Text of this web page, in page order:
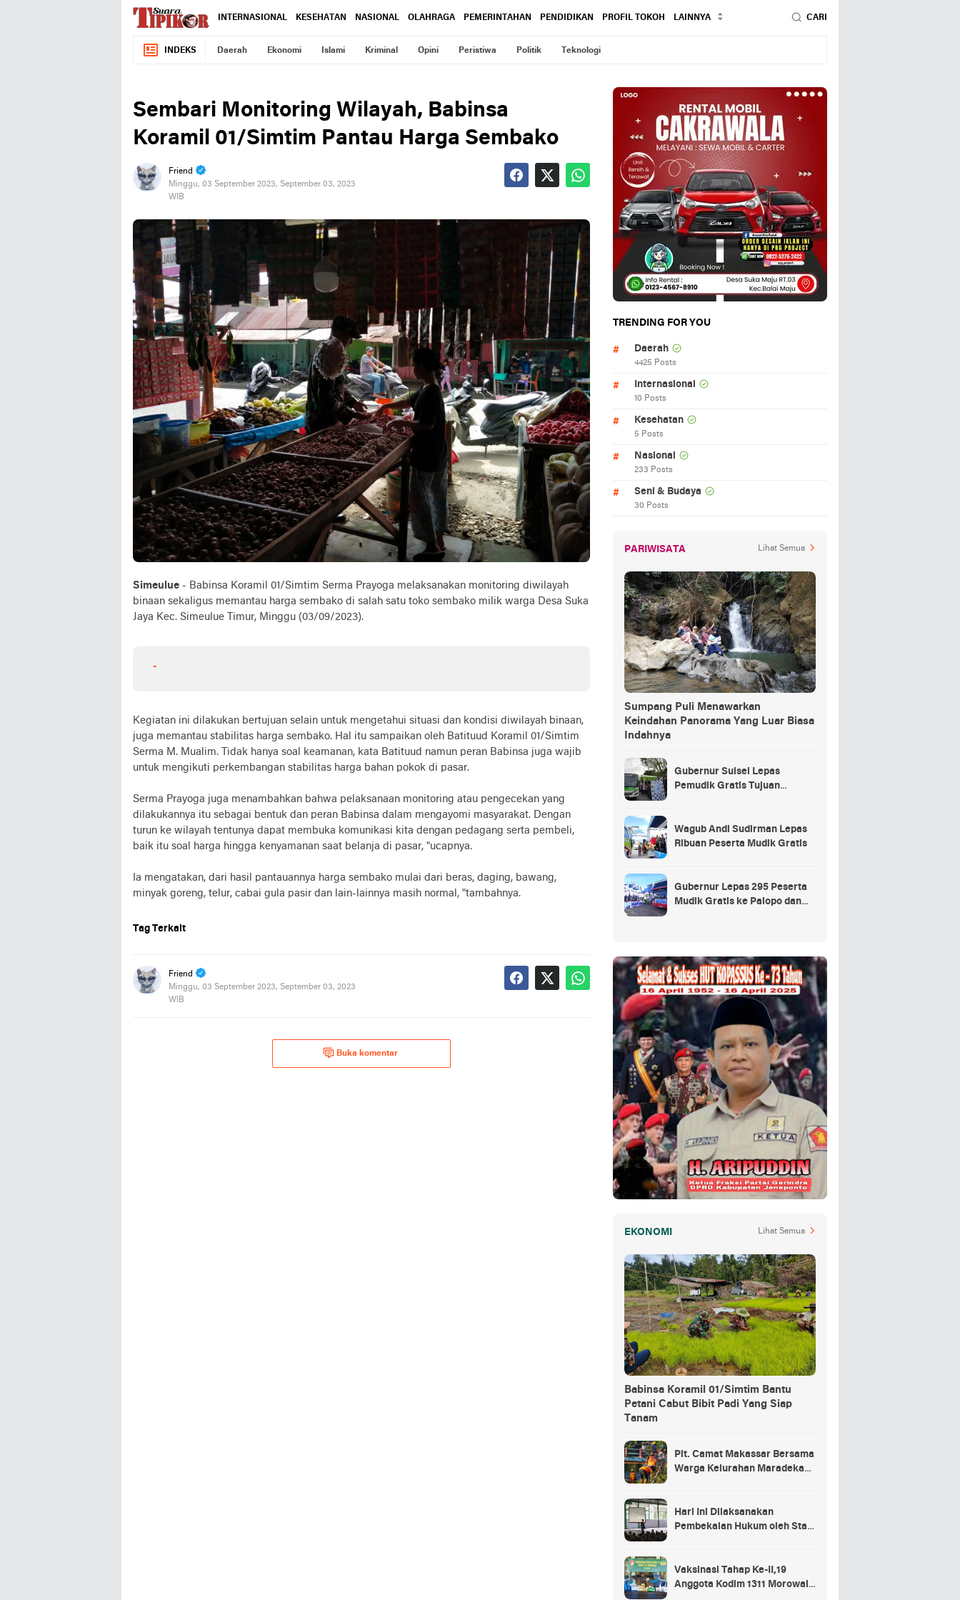
INTERNASIONAL KESEHATAN NASIONAL OLAHRAGA PEMERINTAHAN PENDIDIKAN PROFIL TOKOH LAINNYA CARI
INDEKS Daerah Ekonomi Islami Kriminal Opini Peristiwa Politik Teknologi
Sembari Monitoring Wilayah, Babinsa
Koramil 01/Simtim Pantau Harga Sembako
Friend
Minggu, 03 September 2023, September 03, 2023
WIB
Simeulue - Babinsa Koramil 01/Simtim Serma Prayoga melaksanakan monitoring diwilayah
binaan sekaligus memantau harga sembako di salah satu toko sembako milik warga Desa Suka
Jaya Kec. Simeulue Timur, Minggu (03/09/2023).
-
Kegiatan ini dilakukan bertujuan selain untuk mengetahui situasi dan kondisi diwilayah binaan,
juga memantau stabilitas harga sembako. Hal itu sampaikan oleh Batituud Koramil 01/Simtim
Serma M. Mualim. Tidak hanya soal keamanan, kata Batituud namun peran Babinsa juga wajib
untuk mengikuti perkembangan stabilitas harga bahan pokok di pasar.
Serma Prayoga juga menambahkan bahwa pelaksanaan monitoring atau pengecekan yang
dilakukannya itu sebagai bentuk dan peran Babinsa dalam mengayomi masyarakat. Dengan
turun ke wilayah tentunya dapat membuka komunikasi kita dengan pedagang serta pembeli,
baik itu soal harga hingga kenyamanan saat belanja di pasar, "ucapnya.
Ia mengatakan, dari hasil pantauannya harga sembako mulai dari beras, daging, bawang,
minyak goreng, telur, cabai gula pasir dan lain-lainnya masih normal, "tambahnya.
Tag Terkait
Friend
Minggu, 03 September 2023, September 03, 2023
WIB
Buka komentar
TRENDING FOR YOU
Daerah
4425 Posts
Internasional
10 Posts
Kesehatan
5 Posts
Nasional
233 Posts
Seni & Budaya
30 Posts
PARIWISATA Lihat Semua
Sumpang Puli Menawarkan
Keindahan Panorama Yang Luar Biasa
Indahnya
Gubernur Sulsel Lepas
Pemudik Gratis Tujuan
Wagub Andi Sudirman Lepas
Ribuan Peserta Mudik Gratis
Gubernur Lepas 295 Peserta
Mudik Gratis ke Palopo dan
EKONOMI Lihat Semua
Babinsa Koramil 01/Simtim Bantu
Petani Cabut Bibit Padi Yang Siap
Tanam
Plt. Camat Makassar Bersama
Warga Kelurahan Maradekaya
Hari Ini Dilaksanakan
Pembekalan Hukum oleh Staf
Kostrad
Vaksinasi Tahap Ke-II,19
Anggota Kodim 1311 Morowali